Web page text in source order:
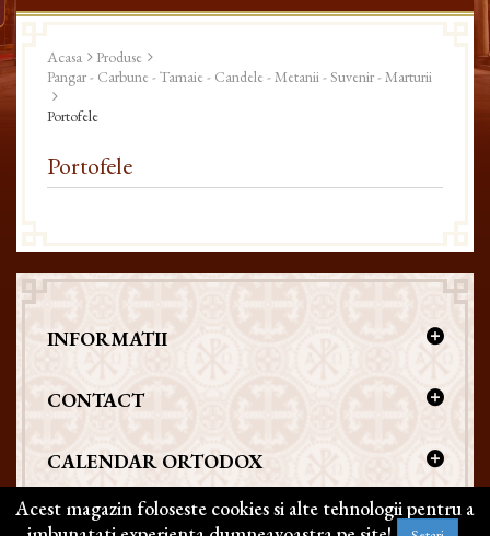
Acasa
Produse
Pangar - Carbune - Tamaie - Candele - Metanii - Suvenir - Marturii
Portofele
Portofele
INFORMATII
CONTACT
CALENDAR ORTODOX
Acest magazin foloseste cookies si alte tehnologii pentru a